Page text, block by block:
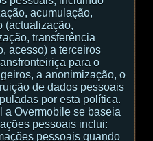
acumulação,
(actualização,
transferência
acesso) a terceiros
para o
a anonimização, o
de dados pessoais
por esta política.
a Overmobile se baseia
pessoais inclui:
pessoais quando